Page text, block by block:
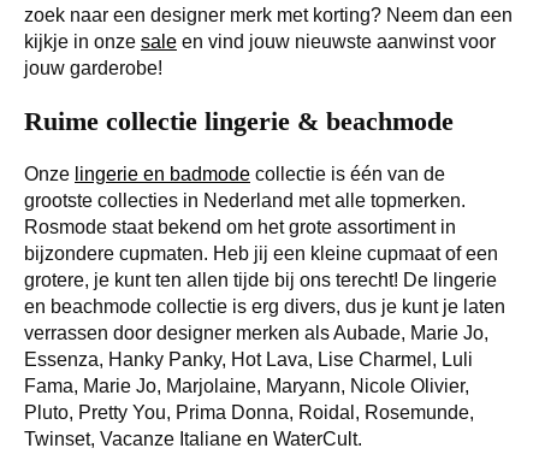
zoek naar een designer merk met korting? Neem dan een
kijkje in onze sale en vind jouw nieuwste aanwinst voor
jouw garderobe!
Ruime collectie lingerie & beachmode
Onze lingerie en badmode collectie is één van de
grootste collecties in Nederland met alle topmerken.
Rosmode staat bekend om het grote assortiment in
bijzondere cupmaten. Heb jij een kleine cupmaat of een
grotere, je kunt ten allen tijde bij ons terecht! De lingerie
en beachmode collectie is erg divers, dus je kunt je laten
verrassen door designer merken als Aubade, Marie Jo,
Essenza, Hanky Panky, Hot Lava, Lise Charmel, Luli
Fama, Marie Jo, Marjolaine, Maryann, Nicole Olivier,
Pluto, Pretty You, Prima Donna, Roidal, Rosemunde,
Twinset, Vacanze Italiane en WaterCult.